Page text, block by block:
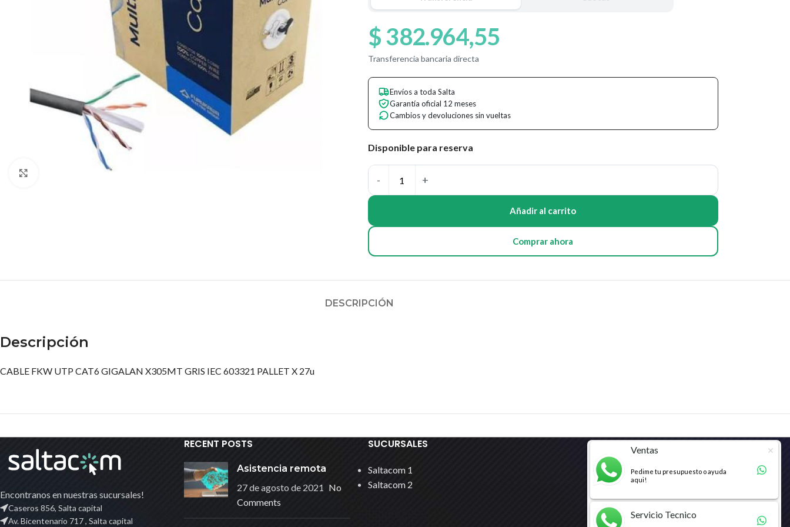
Agrandar imagen
$382.964,55
Transferencia bancaria directa
Envíos a toda Salta
Garantía oficial 12 meses
Cambios y devoluciones sin vueltas
Disponible para reserva
Añadir al carrito
Comprar ahora
DESCRIPCIÓN
Descripción
CABLE FKW UTP CAT6 GIGALAN X305MT GRIS IEC 603321 PALLET X 27u
Encontranos en nuestras sucursales!
Caseros 856, Salta capital
Av. Bicentenario 717 , Salta capital
RECENT POSTS
Asistencia remota
27 de agosto de 2021 No
Comments
SUCURSALES
Saltacom 1
Saltacom 2
Ventas
Pedime tu presupuesto o ayuda
aqui!
Servicio Tecnico